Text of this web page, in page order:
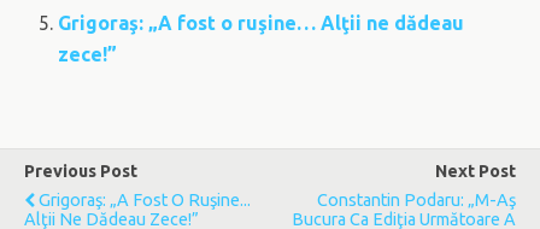
Grigoraş: „A fost o ruşine… Alţii ne dădeau
zece!”
Previous Post
Grigoraş: „A Fost O Ruşine...
Alţii Ne Dădeau Zece!”
Next Post
Constantin Podaru: „M-Aş
Bucura Ca Ediţia Următoare A